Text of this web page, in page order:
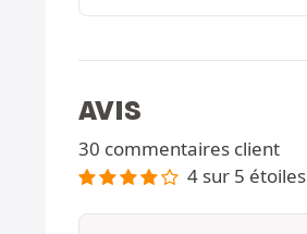
AVIS
30 commentaires client
4 sur 5 étoiles